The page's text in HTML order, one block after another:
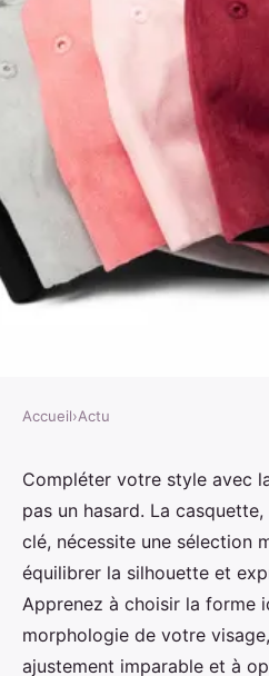
Choisir la
astuces et
Thomas•13 juin 2024•3 min de
Accueil›Actu
Compléter votre style avec
pas un hasard. La
clé, nécessite une sélection
équilibrer la silhouette et
Apprenez à choisir la forme
morphologie de votre
ajustement imparable et à